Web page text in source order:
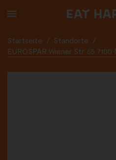
TO
Startseite / Standorte
/
EUROSPAR Wiener Str. 65